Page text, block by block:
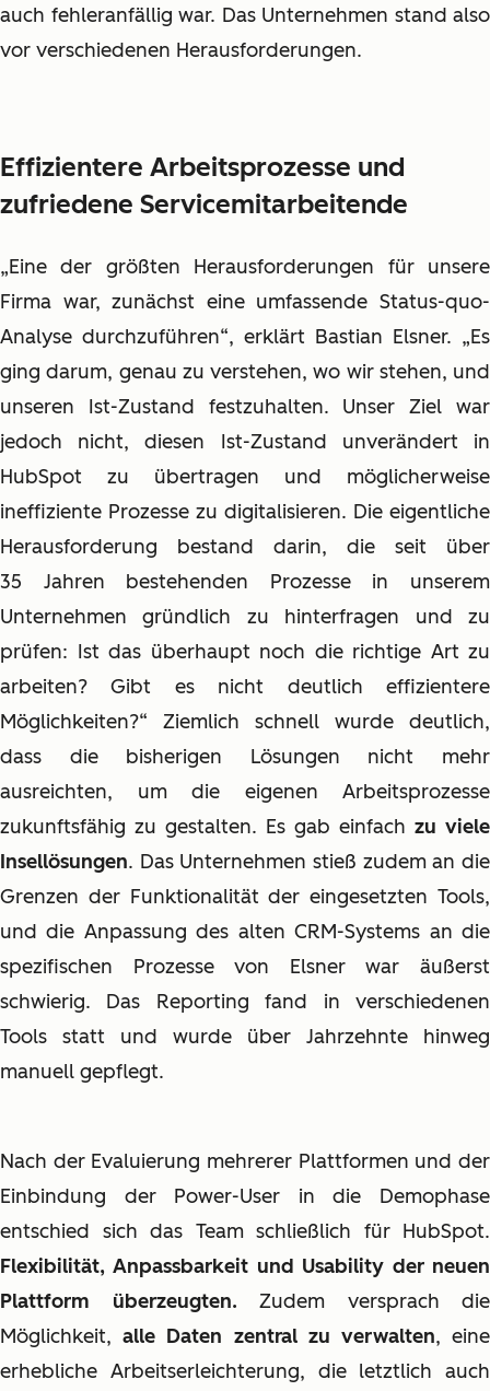
auch fehleranfällig war. Das Unternehmen stand also
vor verschiedenen Herausforderungen.
Effizientere Arbeitsprozesse und
zufriedene Servicemitarbeitende
„Eine der größten Herausforderungen für unsere
Firma war, zunächst eine umfassende Status-quo-
Analyse durchzuführen“, erklärt Bastian Elsner. „Es
ging darum, genau zu verstehen, wo wir stehen, und
unseren Ist-Zustand festzuhalten. Unser Ziel war
jedoch nicht, diesen Ist-Zustand unverändert in
HubSpot zu übertragen und möglicherweise
ineffiziente Prozesse zu digitalisieren. Die eigentliche
Herausforderung bestand darin, die seit über
35 Jahren bestehenden Prozesse in unserem
Unternehmen gründlich zu hinterfragen und zu
prüfen: Ist das überhaupt noch die richtige Art zu
arbeiten? Gibt es nicht deutlich effizientere
Möglichkeiten?“ Ziemlich schnell wurde deutlich,
dass die bisherigen Lösungen nicht mehr
ausreichten, um die eigenen Arbeitsprozesse
zukunftsfähig zu gestalten. Es gab einfach zu viele
Insellösungen. Das Unternehmen stieß zudem an die
Grenzen der Funktionalität der eingesetzten Tools,
und die Anpassung des alten CRM-Systems an die
spezifischen Prozesse von Elsner war äußerst
schwierig. Das Reporting fand in verschiedenen
Tools statt und wurde über Jahrzehnte hinweg
manuell gepflegt.
Nach der Evaluierung mehrerer Plattformen und der
Einbindung der Power-User in die Demophase
entschied sich das Team schließlich für HubSpot.
Flexibilität, Anpassbarkeit und Usability der neuen
Plattform überzeugten. Zudem versprach die
Möglichkeit,alle Daten zentral zu verwalten, eine
erhebliche Arbeitserleichterung, die letztlich auch